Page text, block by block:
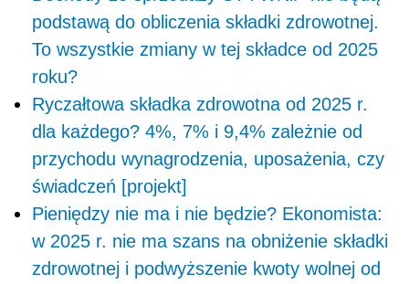
podstawą do obliczenia składki zdrowotnej.
To wszystkie zmiany w tej składce od 2025
roku?
Ryczałtowa składka zdrowotna od 2025 r.
dla każdego? 4%, 7% i 9,4% zależnie od
przychodu wynagrodzenia, uposażenia, czy
świadczeń [projekt]
Pieniędzy nie ma i nie będzie? Ekonomista:
w 2025 r. nie ma szans na obniżenie składki
zdrowotnej i podwyższenie kwoty wolnej od